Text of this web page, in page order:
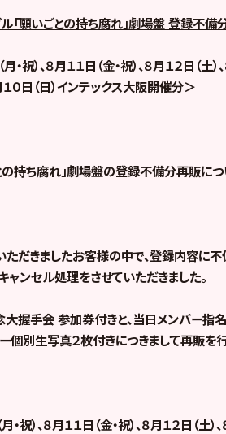
「願いごとの持ち腐れ」劇場盤 登録不備
・祝）、８月１１日（金・祝）、８月１２日（土
１０日（日）インテックス大阪開催分＞
持ち腐れ」劇場盤の登録不備分再販につ
だきましたお客様の中で、登録内容に
キャンセル処理をさせていただきました。
握手会 参加券付きと、当日メンバー指
個別生写真２枚付きにつきまして再販を行
・祝）、８月１１日（金・祝）、８月１２日（土